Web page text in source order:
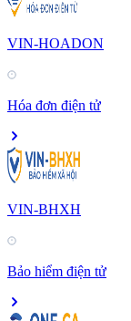
VIN-HOADON
Hóa đơn điện tử
VIN-BHXH
Bảo hiểm điện tử